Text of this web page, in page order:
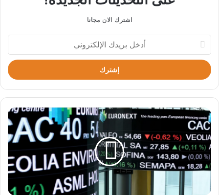
اشترك الان مجانا
بريدك
الإلكتروني
مخاوف
جيوسياسية
تهبط
بالأسهم
الأوروبية
رغم
بيانات